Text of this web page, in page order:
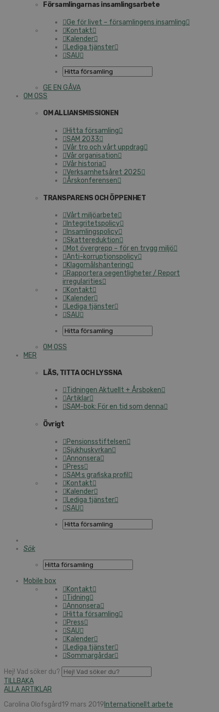
Församlingarnas insamlingsarbete
Ge för livet – församlingens insamling
Kontakt
Kalender
Lediga tjänster
SAU
GE EN GÅVA
OM OSS
OM ALLIANSMISSIONEN
Hitta församling
SAM 2033
Vår tro och vårt uppdrag
Vår organisation
Vår historia
Verksamhetsåret 2025
Årskonferensen
TRANSPARENS OCH ÖPPENHET
Vårt miljöarbete
Integritetspolicy
Insamlingspolicy
Skattereduktion
Mot övergrepp – för en trygg miljö
Anti-korruptionspolicy
Klagomålshantering
Rapportera oegentligheter / Report
irregularities
Kontakt
Kalender
Lediga tjänster
SAU
OM OSS
MER
LÄS, TITTA OCH LYSSNA
Tidningen Aktuellt + Årsboken
Artiklar
SAM-bok: För en tid som denna
Övrigt
Pensionsstiftelsen
Sjukhuskyrkan
Annonsera
Press
SAM:s grafiska profil
Kontakt
Kalender
Lediga tjänster
SAU
Sök
Mobile box
Kontakt
Tidning
Annonsera
Hitta församling
Press
SAU
Kalender
Lediga tjänster
Sommargårdar
Hej! Vad söker du?
TILLBAKA
ALLA ARTIKLAR
Carolina Olofsgård19 mars 2019 Internationellt arbete